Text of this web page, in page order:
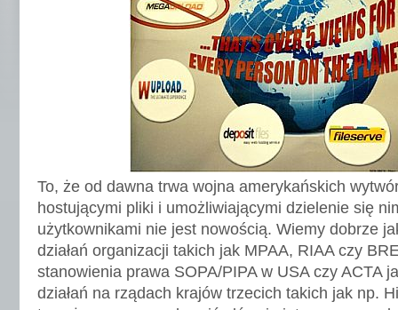
To, że od dawna trwa wojna amerykańskich
hostującymi pliki i umożliwiającymi dzielenie się
użytkownikami nie jest nowością. Wiemy dobrze
działań organizacji takich jak MPAA, RIAA czy
stanowienia prawa SOPA/PIPA w USA czy ACTA
działań na rządach krajów trzecich takich jak np.